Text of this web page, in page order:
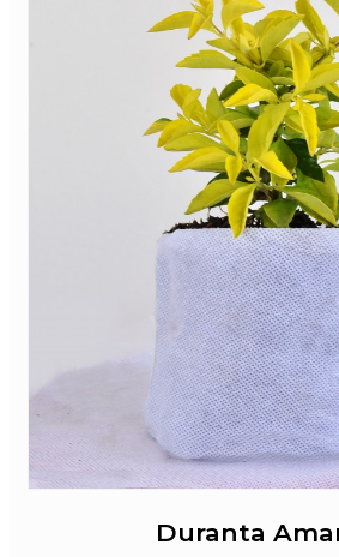
Duranta